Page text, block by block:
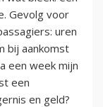
Gevolg voor
uren
bij aankomst
een week mijn
een
en geld?